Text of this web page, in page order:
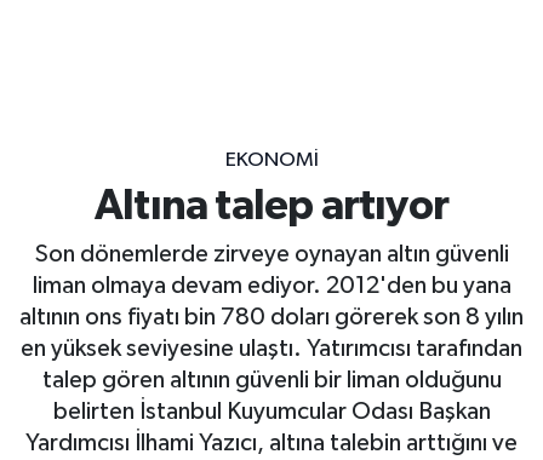
EKONOMİ
Altına talep artıyor
Son dönemlerde zirveye oynayan altın güvenli
liman olmaya devam ediyor. 2012'den bu yana
altının ons fiyatı bin 780 doları görerek son 8 yılın
en yüksek seviyesine ulaştı. Yatırımcısı tarafından
talep gören altının güvenli bir liman olduğunu
belirten İstanbul Kuyumcular Odası Başkan
Yardımcısı İlhami Yazıcı, altına talebin arttığını ve